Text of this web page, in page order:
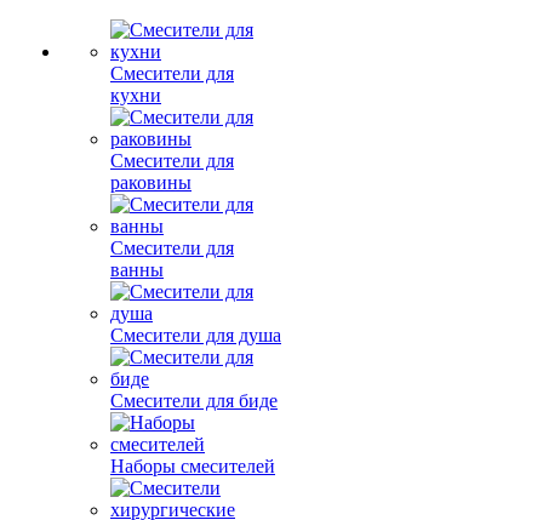
Смесители для
кухни
Смесители для
раковины
Смесители для
ванны
Смесители для душа
Смесители для биде
Наборы смесителей